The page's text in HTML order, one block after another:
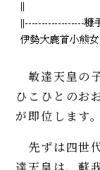
敏達天皇の
ひこひとのお
が即位します。
先ずは四世
達天皇は、蘇